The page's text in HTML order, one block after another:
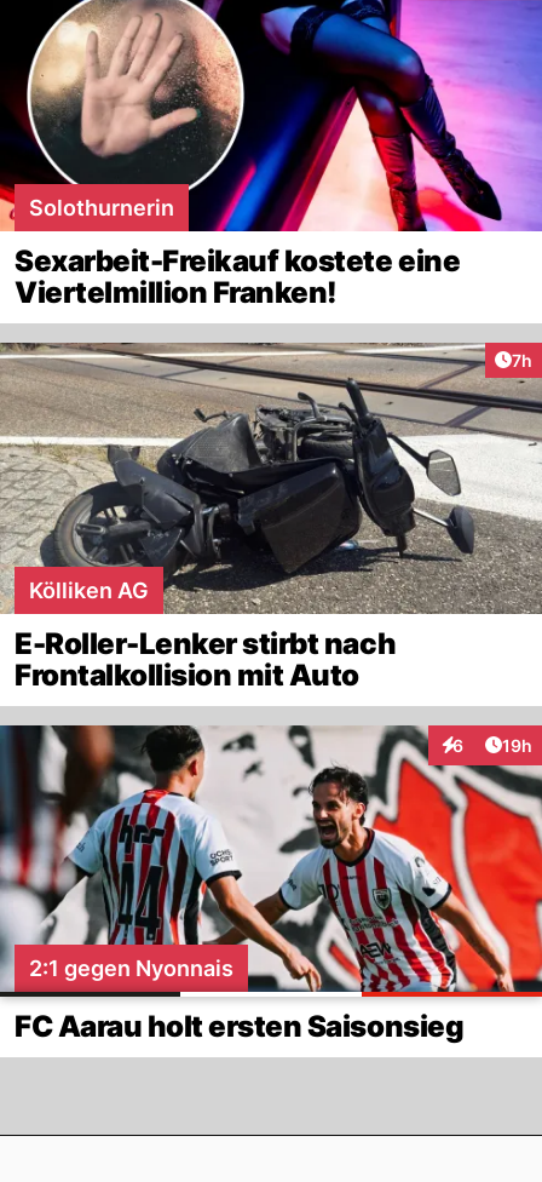
Solothurnerin
Sexarbeit-Freikauf kostete eine
Viertelmillion Franken!
7h
Kölliken AG
E-Roller-Lenker stirbt nach
Frontalkollision mit Auto
6
Interaktionen
19h
2:1 gegen Nyonnais
FC Aarau holt ersten Saisonsieg